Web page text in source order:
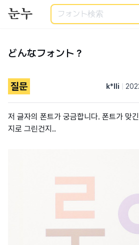
検索
どんなフォント？
질문 k*lli
저 글자의 폰트가 궁금합니다. 폰트가 맞
지로 그린건지..